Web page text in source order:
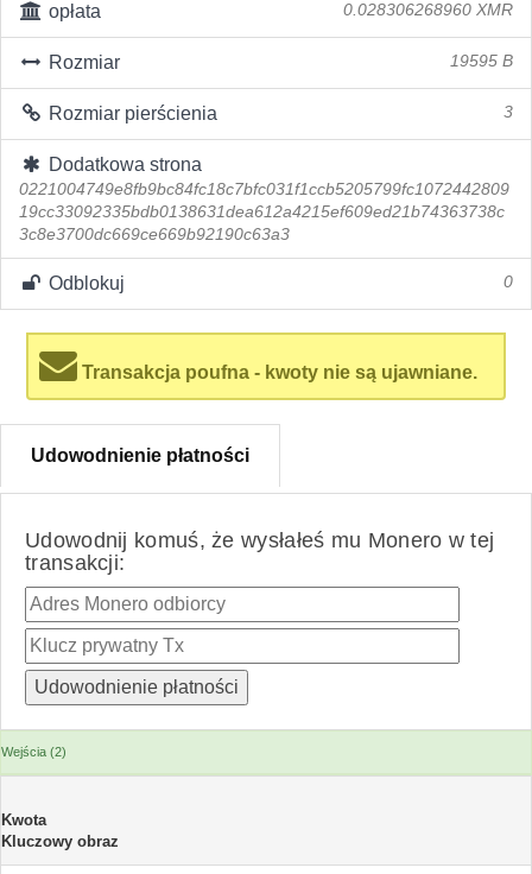
opłata 0.028306268960 XMR
Rozmiar 19595 B
Rozmiar pierścienia 3
Dodatkowa strona
0221004749e8fb9bc84fc18c7bfc031f1ccb5205799fc1072442809
19cc33092335bdb0138631dea612a4215ef609ed21b74363738c
3c8e3700dc669ce669b92190c63a3
Odblokuj 0
Transakcja poufna - kwoty nie są ujawniane.
Udowodnienie płatności
Udowodnij komuś, że wysłałeś mu Monero w tej
transakcji:
Wejścia (2)
Kwota
Kluczowy obraz